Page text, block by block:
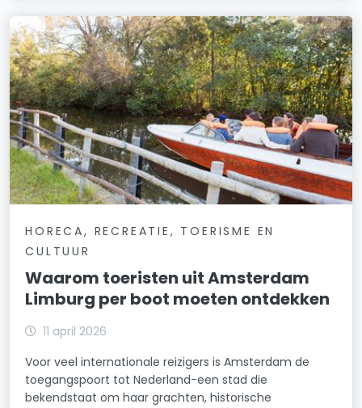
HORECA, RECREATIE, TOERISME EN
CULTUUR
Waarom toeristen uit Amsterdam
Limburg per boot moeten ontdekken
11 april 2026
Voor veel internationale reizigers is Amsterdam de
toegangspoort tot Nederland-een stad die
bekendstaat om haar grachten, historische